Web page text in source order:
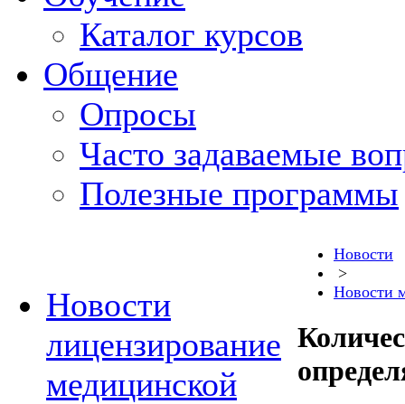
Каталог курсов
Общение
Опросы
Часто задаваемые
Полезные программы
Новости
лицензирование
медицинской
Новости
>
Новости